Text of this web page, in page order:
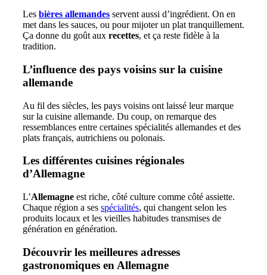
Les bières allemandes servent aussi d’ingrédient. On en
met dans les sauces, ou pour mijoter un plat tranquillement.
Ça donne du goût aux recettes, et ça reste fidèle à la
tradition.
L’influence des pays voisins sur la cuisine
allemande
Au fil des siècles, les pays voisins ont laissé leur marque
sur la cuisine allemande. Du coup, on remarque des
ressemblances entre certaines spécialités allemandes et des
plats français, autrichiens ou polonais.
Les différentes cuisines régionales
d’Allemagne
L’Allemagne est riche, côté culture comme côté assiette.
Chaque région a ses spécialités, qui changent selon les
produits locaux et les vieilles habitudes transmises de
génération en génération.
Découvrir les meilleures adresses
gastronomiques en Allemagne